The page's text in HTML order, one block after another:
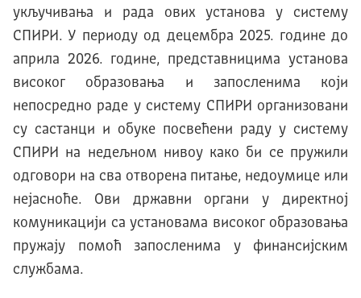
укључивања и рада ових установа у систему
СПИРИ. У периоду од децембра 2025. године до
априла 2026. године, представницима установа
високог образовања и запосленима који
непосредно раде у систему СПИРИ организовани
су састанци и обуке посвећени раду у систему
СПИРИ на недељном нивоу како би се пружили
одговори на сва отворена питање, недоумице или
нејасноће. Ови државни органи у директној
комуникацији са установама високог образовања
пружају помоћ запосленима у финансијским
службама.